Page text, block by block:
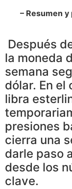
– Resumen
Después
la moneda
semana
dólar. En el
libra
presiones
cierra una
darle paso
desde los
clave.